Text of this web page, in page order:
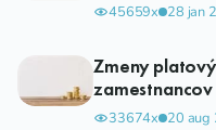
45659x 28 jan
Zmeny
zamestnancov
33674x 20 aug